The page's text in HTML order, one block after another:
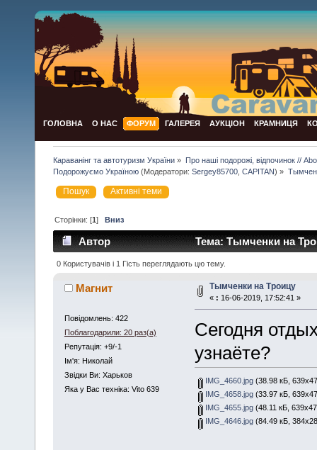
ГОЛОВНА О НАС ФОРУМ ГАЛЕРЕЯ АУКЦІОН КРАМНИЦЯ
Караванінг та автотуризм України » Про наші подорожі, відпочинок //
Подорожуємо Україною (Модератори:Sergey85700 ,CAPITAN) »
Пошук Активні теми
Сторінки: [1]Вниз
Автор Тема: Тымченки на
0 Користувачів і 1 Гість переглядають цю тему.
Магнит
Повідомлень: 422
Поблагодарили: 20 раз(а)
Репутація: +9/-1
Iм'я: Николай
Звідки Ви: Харьков
Яка у Вас техніка: Vito 639
Тымченки на Троицу
« : 16-06-2019, 17:52:41 »
Сегодня
узнаёте?
IMG_4660.jpg(38.98 кБ,
IMG_4658.jpg(33.97 кБ,
IMG_4655.jpg(48.11 кБ,
IMG_4646.jpg(84.49 кБ,